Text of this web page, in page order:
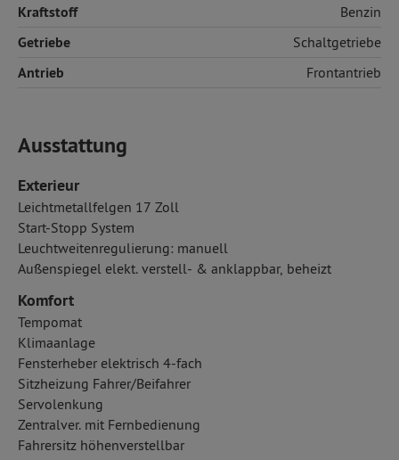
Kraftstoff Benzin
Getriebe Schaltgetriebe
Antrieb Frontantrieb
Ausstattung
Exterieur
Leichtmetallfelgen 17 Zoll
Start-Stopp System
Leuchtweitenregulierung: manuell
Außenspiegel elekt. verstell- & anklappbar, beheizt
Komfort
Tempomat
Klimaanlage
Fensterheber elektrisch 4-fach
Sitzheizung Fahrer/Beifahrer
Servolenkung
Zentralver. mit Fernbedienung
Fahrersitz höhenverstellbar